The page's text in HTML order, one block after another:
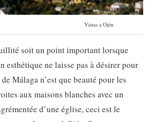
Vistas a Ojén
soit un point important lorsque
esthétique ne laisse pas à désirer pour
Málaga n’est que beauté pour les
aux maisons blanches avec un
d’une église, ceci est le